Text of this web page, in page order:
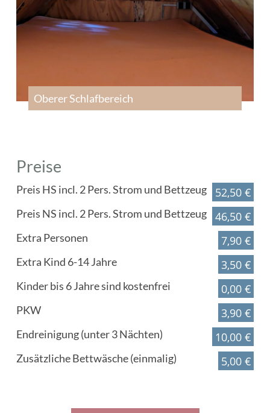
Oberer Schlafbereich
Preise
Preis HS incl. 2 Pers. Strom und Bettzeug 52,50 €
Preis NS incl. 2 Pers. Strom und Bettzeug 46,50 €
Extra Personen 7,90 €
Extra Kind 6-14 Jahre 3,50 €
Kinder bis 6 Jahre sind kostenfrei 0,00 €
PKW 3,90 €
Endreinigung (unter 3 Nächten) 10,00 €
Zusätzliche Bettwäsche (einmalig) 5,00 €